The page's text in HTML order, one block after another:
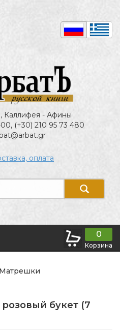
Каллифея - Афины
(+30) 210 95 73 480
оплата
0
Корзина
Матрешки
букет (7